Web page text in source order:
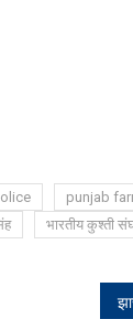
punjab
भारतीय कुश्ती